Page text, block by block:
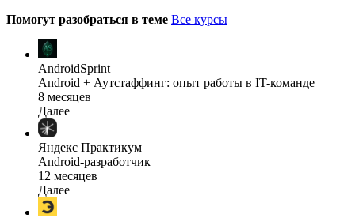
Помогут разобраться в теме Все курсы
AndroidSprint
Android + Аутстаффинг: опыт работы в IT-команде
8 месяцев
Далее
Яндекс Практикум
Android-разработчик
12 месяцев
Далее